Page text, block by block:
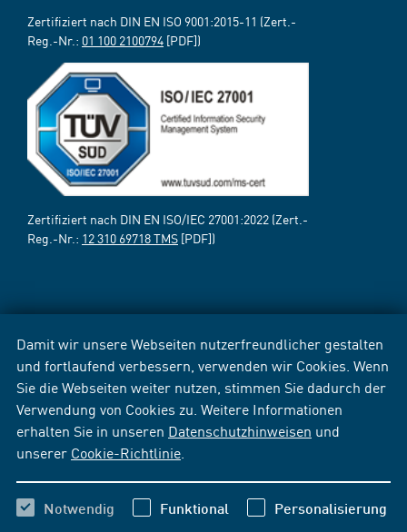
Damit wir unsere Webseiten nutzerfreundlicher gestalten
und fortlaufend verbessern, verwenden wir Cookies. Wenn
Sie die Webseiten weiter nutzen, stimmen Sie dadurch der
Verwendung von Cookies zu. Weitere Informationen
erhalten Sie in unseren Datenschutzhinweisen und
unserer Cookie-Richtlinie
Notwendig Funktional Personalisierung
Zertifiziert nach DIN EN ISO 9001:2015-11 (Zert.-
Reg.-Nr.: 01 100 2100794 [PDF])
Zertifiziert nach DIN EN ISO/IEC 27001:2022 (Zert.-
Reg.-Nr.: 12 310 69718 TMS [PDF])